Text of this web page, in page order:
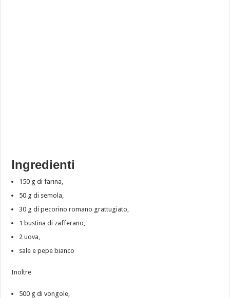
Ingredienti
150 g di farina,
50 g di semola,
30 g di pecorino romano grattugiato,
1 bustina di zafferano,
2 uova,
sale e pepe bianco
Inoltre
500 g di vongole,